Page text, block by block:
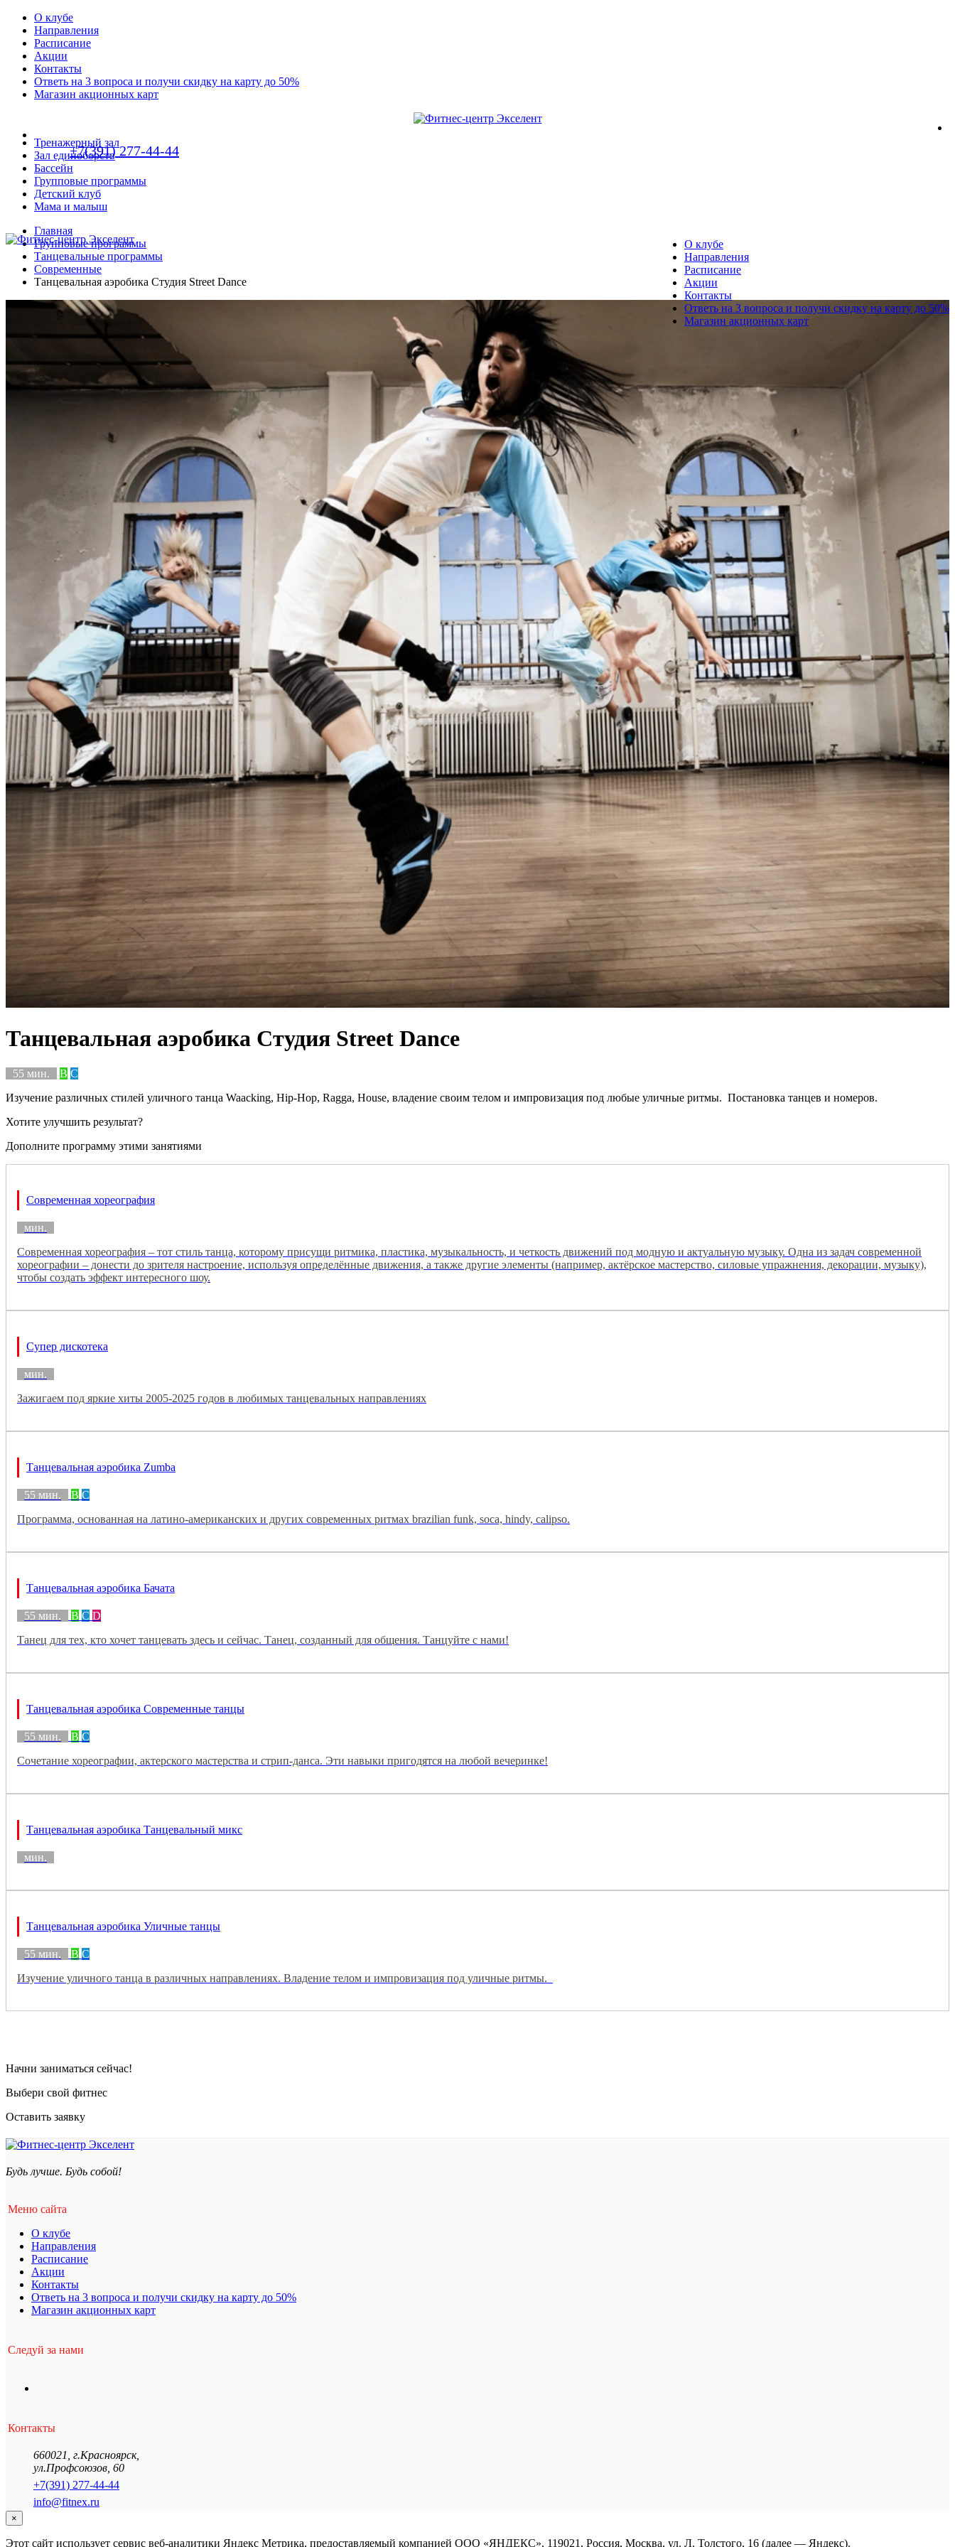
О клубе
Направления
Расписание
Акции
Контакты
Ответь на 3 вопроса и получи скидку на карту до 50%
Магазин акционных карт
+7(391) 277-44-44
Тренажерный зал
Зал единоборств
Бассейн
Групповые программы
Детский клуб
Мама и малыш
О клубе
Направления
Расписание
Акции
Контакты
Ответь на 3 вопроса и получи скидку на карту до 50%
Магазин акционных карт
Главная
Групповые программы
Танцевальные программы
Современные
Танцевальная аэробика Студия Street Dance
Танцевальная аэробика Студия Street Dance
55 мин. B C
Изучение различных стилей уличного танца Waacking, Hip-Hop, Ragga, House, владение своим телом и импровизация под любые уличные ритмы. Постановка танцев и номеров.
Хотите улучшить результат?
Дополните программу этими занятиями
Современная хореография
мин.
Современная хореография – тот стиль танца, которому присущи ритмика, пластика, музыкальность, и четкость движений под модную и актуальную музыку. Одна из задач современной
хореографии – донести до зрителя настроение, используя определённые движения, а также другие элементы (например, актёрское мастерство, силовые упражнения, декорации, музыку),
чтобы создать эффект интересного шоу.
Супер дискотека
мин.
Зажигаем под яркие хиты 2005-2025 годов в любимых танцевальных направлениях
Танцевальная аэробика Zumba
55 мин. B C
Программа, основанная на латино-американских и других современных ритмах brazilian funk, soca, hindy, calipso.
Танцевальная аэробика Бачата
55 мин. B C D
Танец для тех, кто хочет танцевать здесь и сейчас. Танец, созданный для общения. Танцуйте с нами!
Танцевальная аэробика Современные танцы
55 мин. B C
Сочетание хореографии, актерского мастерства и стрип-данса. Эти навыки пригодятся на любой вечеринке!
Танцевальная аэробика Танцевальный микс
мин.
Танцевальная аэробика Уличные танцы
55 мин. B C
Изучение уличного танца в различных направлениях. Владение телом и импровизация под уличные ритмы.
Начни заниматься сейчас!
Выбери свой фитнес
Оставить заявку
Будь лучше. Будь собой!
Меню сайта
О клубе
Направления
Расписание
Акции
Контакты
Ответь на 3 вопроса и получи скидку на карту до 50%
Магазин акционных карт
Следуй за нами
Контакты
660021 г.Красноярск,
ул.Профсоюзов, 60
+7(391) 277-44-44
info@fitnex.ru
×
Этот сайт использует сервис веб-аналитики Яндекс Метрика, предоставляемый компанией ООО «ЯНДЕКС», 119021, Россия, Москва, ул. Л. Толстого, 16 (далее — Яндекс).